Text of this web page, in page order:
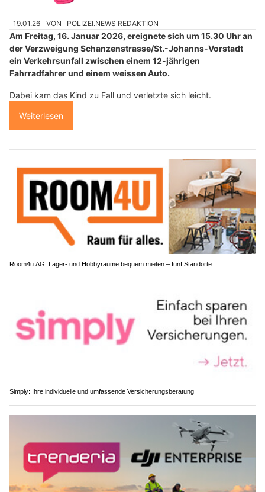
19.01.26 VON POLIZEI.NEWS REDAKTION
Am Freitag, 16. Januar 2026, ereignete sich um 15.30 Uhr an
der Verzweigung Schanzenstrasse/St.-Johanns-Vorstadt
ein Verkehrsunfall zwischen einem 12-jährigen
Fahrradfahrer und einem weissen Auto.
Dabei kam das Kind zu Fall und verletzte sich leicht.
Weiterlesen
Room4u AG: Lager- und Hobbyräume bequem mieten – fünf Standorte
Simply: Ihre individuelle und umfassende Versicherungsberatung